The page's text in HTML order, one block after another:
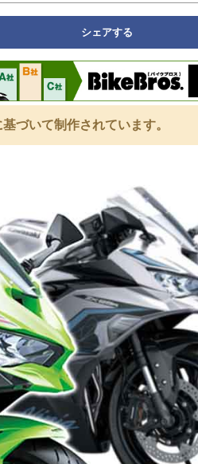
シェアする
づいて制作されています。